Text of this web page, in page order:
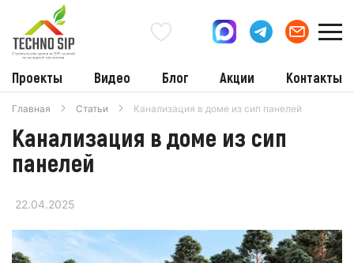
Проекты Видео Блог Акции Контакты
Главная Статьи Канализация в доме из сип панелей
Канализация в доме из сип
панелей
22.04.2025